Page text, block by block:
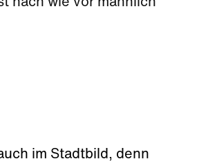
nach wie vor männlich
im Stadtbild, denn